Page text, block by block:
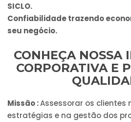
SICLO.
Confiabilidade trazendo
seu negócio.
CONHEÇA NOSSA
CORPORATIVA E
Missão :Assessorar os clientes
estratégias e na gestão dos